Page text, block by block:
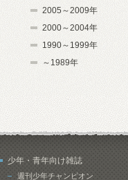
2005～2009年
2000～2004年
1990～1999年
～1989年
少年・青年向け雑誌
週刊少年チャンピオン